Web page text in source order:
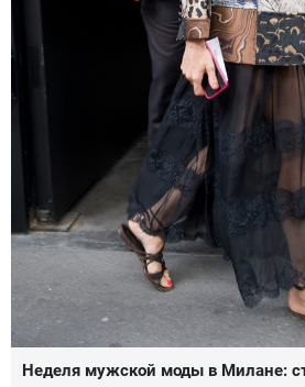
Неделя мужской моды в Милане: